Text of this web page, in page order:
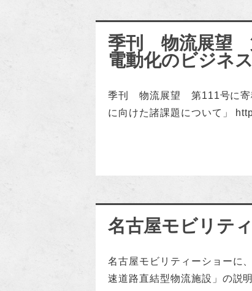
季刊 物流展望
電動化のビジネ
季刊 物流展望 第111号に寄
に向けた諸課題について」
名古屋モビリテ
名古屋モビリティーショーに
速道路直結型物流施設」の説